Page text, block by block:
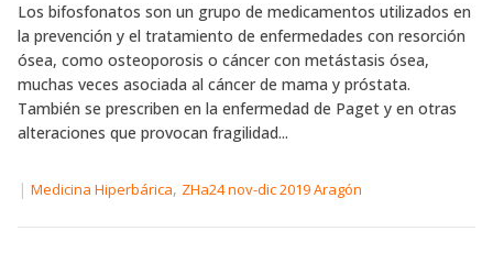
Los bifosfonatos son un grupo de medicamentos utilizados en
la prevención y el tratamiento de enfermedades con resorción
ósea, como osteoporosis o cáncer con metástasis ósea,
muchas veces asociada al cáncer de mama y próstata.
También se prescriben en la enfermedad de Paget y en otras
alteraciones que provocan fragilidad...
| Medicina Hiperbárica, ZHa24 nov-dic 2019 Aragón